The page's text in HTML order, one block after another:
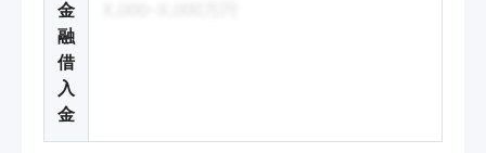
金
融
借
入
金